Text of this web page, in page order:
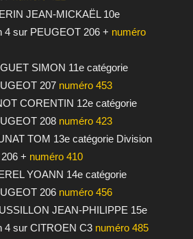
JEAN-MICKAËL 10e
4 sur PEUGEOT 206 + numéro
SIMON 11e catégorie
207 numéro 453
CORENTIN 12e catégorie
208 numéro 423
TOM 13e catégorie Division
+ numéro 410
YOANN 14e catégorie
206 numéro 456
JEAN-PHILIPPE 15e
4 sur CITROEN C3 numéro 485